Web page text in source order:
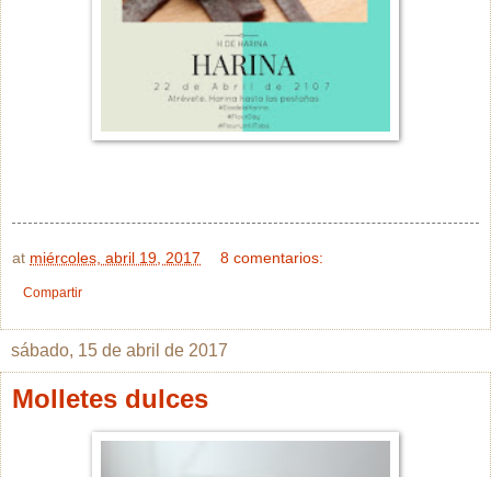
at miércoles, abril 19, 2017 8 comentarios:
Compartir
sábado, 15 de abril de 2017
Molletes dulces